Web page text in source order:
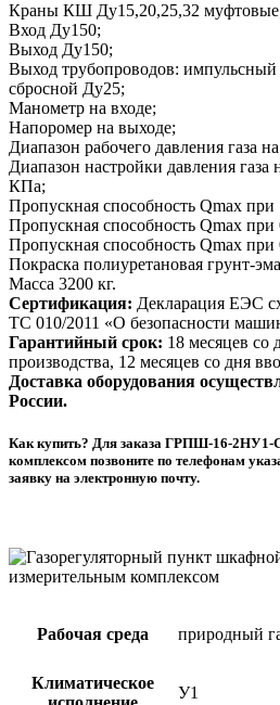
Краны КШ Ду15,20,25,32
Вход Ду150;
Выход Ду150;
Выход трубопроводов:
сбросной Ду25;
Манометр на входе;
Напоромер на выходе;
Диапазон рабочего давления газа
Диапазон настройки давления
КПа;
Пропускная способность Qmax
Пропускная способность Qmax
Пропускная способность Qmax
Покраска полиуретановая грунт-
Масса 3200 кг.
Сертификация: Декларация ЕЭС
ТС 010/2011 «О безопасности
Гарантийный срок: 18 месяцев со
производства, 12 месяцев со дня
Доставка оборудования
России.
Как купить? Для заказа ГРПШ-16-2НУ1-
комплексом позвоните по телефонам
заявку на электронную почту.
Рабочая среда природный
Климатическое
У1